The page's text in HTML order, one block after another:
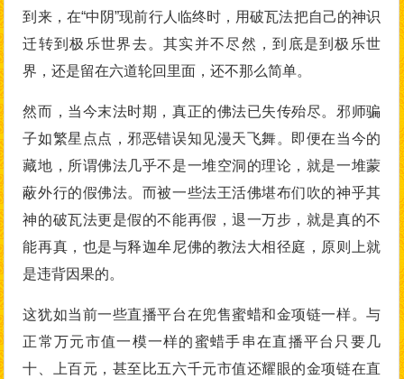
到来，在“中阴”现前行人临终时，用破瓦法把自己的神识
迁转到极乐世界去。其实并不尽然，到底是到极乐世
界，还是留在六道轮回里面，还不那么简单。
然而，当今末法时期，真正的佛法已失传殆尽。邪师骗
子如繁星点点，邪恶错误知见漫天飞舞。即便在当今的
藏地，所谓佛法几乎不是一堆空洞的理论，就是一堆蒙
蔽外行的假佛法。而被一些法王活佛堪布们吹的神乎其
神的破瓦法更是假的不能再假，退一万步，就是真的不
能再真，也是与释迦牟尼佛的教法大相径庭，原则上就
是违背因果的。
这犹如当前一些直播平台在兜售蜜蜡和金项链一样。与
正常万元市值一模一样的蜜蜡手串在直播平台只要几
十、上百元，甚至比五六千元市值还耀眼的金项链在直